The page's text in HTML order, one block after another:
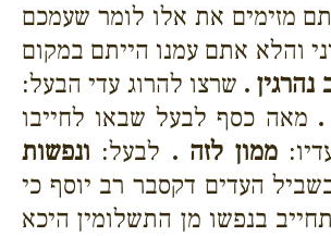
מזימים את אלו לומר שעמכם
והלא אתם עמנו הייתם במקום
נהרגין . שרצו להרוג עדי הבעל:
. מאה כסף לבעל שבאו לחייבו
ממון לזה . לבעל: ונפשות
בשביל העדים דקסבר רב יוסף כי
בנפשו מן התשלומין היכא